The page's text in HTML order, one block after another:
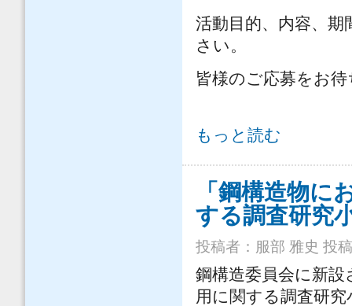
活動目的、内容、
さい。
皆様のご応募をお
「鋼構造架設設計施工の照査方法
もっと読む
「鋼構造物に
する調査研究
投稿者： 服部 雅史 投
鋼構造委員会に新
用に関する調査研